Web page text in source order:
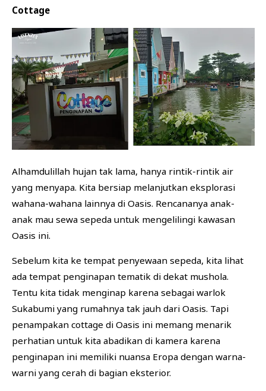
Cottage
Alhamdulillah hujan tak lama, hanya rintik-rintik air
yang menyapa. Kita bersiap melanjutkan eksplorasi
wahana-wahana lainnya di Oasis. Rencananya anak-
anak mau sewa sepeda untuk mengelilingi kawasan
Oasis ini.
Sebelum kita ke tempat penyewaan sepeda, kita lihat
ada tempat penginapan tematik di dekat mushola.
Tentu kita tidak menginap karena sebagai warlok
Sukabumi yang rumahnya tak jauh dari Oasis. Tapi
penampakan cottage di Oasis ini memang menarik
perhatian untuk kita abadikan di kamera karena
penginapan ini memiliki nuansa Eropa dengan warna-
warni yang cerah di bagian eksterior.